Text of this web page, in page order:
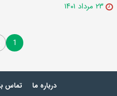
۲۳ مرداد ۱۴۰۱
1
درباره ما تماس